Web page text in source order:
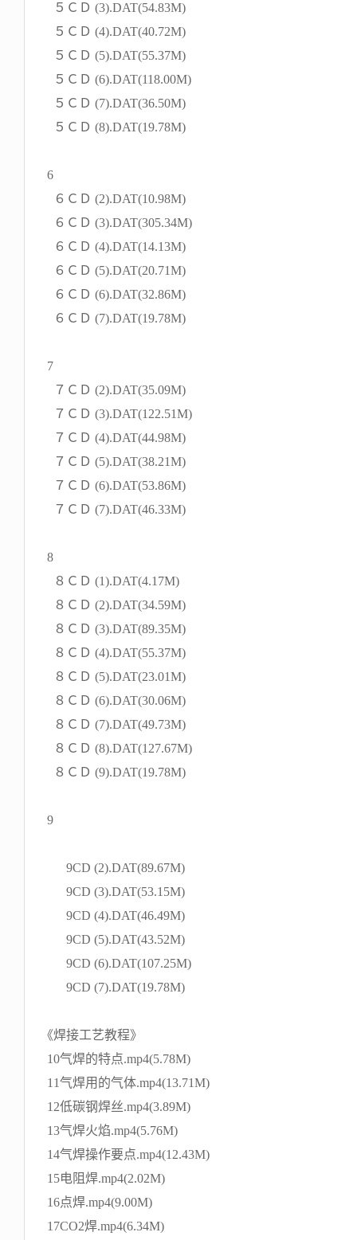
５ＣＤ (3).DAT(54.83M)
５ＣＤ (4).DAT(40.72M)
５ＣＤ (5).DAT(55.37M)
５ＣＤ (6).DAT(118.00M)
５ＣＤ (7).DAT(36.50M)
５ＣＤ (8).DAT(19.78M)
6
６ＣＤ (2).DAT(10.98M)
６ＣＤ (3).DAT(305.34M)
６ＣＤ (4).DAT(14.13M)
６ＣＤ (5).DAT(20.71M)
６ＣＤ (6).DAT(32.86M)
６ＣＤ (7).DAT(19.78M)
7
７ＣＤ (2).DAT(35.09M)
７ＣＤ (3).DAT(122.51M)
７ＣＤ (4).DAT(44.98M)
７ＣＤ (5).DAT(38.21M)
７ＣＤ (6).DAT(53.86M)
７ＣＤ (7).DAT(46.33M)
8
８ＣＤ (1).DAT(4.17M)
８ＣＤ (2).DAT(34.59M)
８ＣＤ (3).DAT(89.35M)
８ＣＤ (4).DAT(55.37M)
８ＣＤ (5).DAT(23.01M)
８ＣＤ (6).DAT(30.06M)
８ＣＤ (7).DAT(49.73M)
８ＣＤ (8).DAT(127.67M)
８ＣＤ (9).DAT(19.78M)
9
9CD (2).DAT(89.67M)
9CD (3).DAT(53.15M)
9CD (4).DAT(46.49M)
9CD (5).DAT(43.52M)
9CD (6).DAT(107.25M)
9CD (7).DAT(19.78M)
《焊接工艺教程》
10气焊的特点.mp4(5.78M)
11气焊用的气体.mp4(13.71M)
12低碳钢焊丝.mp4(3.89M)
13气焊火焰.mp4(5.76M)
14气焊操作要点.mp4(12.43M)
15电阻焊.mp4(2.02M)
16点焊.mp4(9.00M)
17CO2焊.mp4(6.34M)